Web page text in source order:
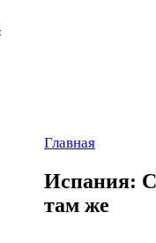
Главная
Испания:
там же